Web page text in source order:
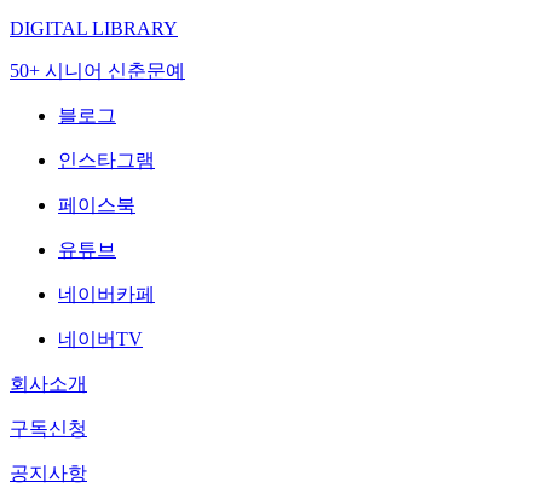
DIGITAL LIBRARY
50+ 시니어 신춘문예
블로그
인스타그램
페이스북
유튜브
네이버카페
네이버TV
회사소개
구독신청
공지사항